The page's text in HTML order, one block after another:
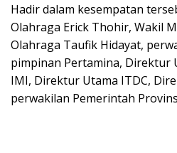
Hadir dalam kesempatan
Olahraga Erick Thohir, Wakil
Olahraga Taufik Hidayat,
pimpinan Pertamina, Direktur
IMI, Direktur Utama ITDC,
perwakilan Pemerintah